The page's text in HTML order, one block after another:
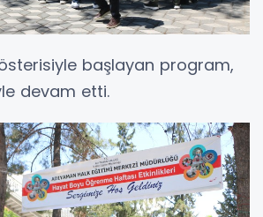
başlayan program,
devam etti.